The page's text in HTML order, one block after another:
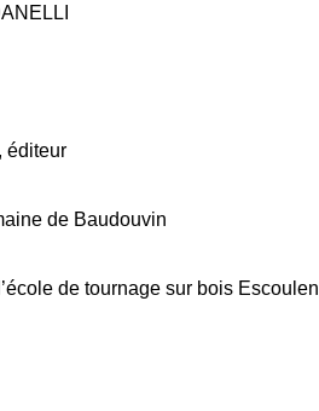
éditeur
de Baudouvin
de tournage sur bois Escoulen